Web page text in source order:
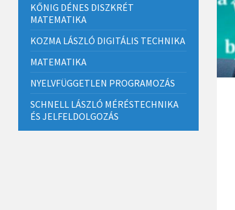
KŐNIG DÉNES DISZKRÉT
MATEMATIKA
KOZMA LÁSZLÓ DIGITÁLIS TECHNIKA
MATEMATIKA
NYELVFÜGGETLEN PROGRAMOZÁS
SCHNELL LÁSZLÓ MÉRÉSTECHNIKA
ÉS JELFELDOLGOZÁS